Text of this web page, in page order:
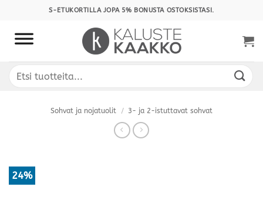
content
S-ETUKORTILLA JOPA 5% BONUSTA OSTOKSISTASI.
Etsi:
Sohvat ja nojatuolit / 3- ja 2-istuttavat sohvat
24%